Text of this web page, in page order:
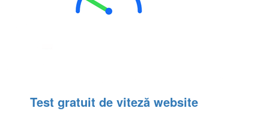
Test gratuit de viteză website